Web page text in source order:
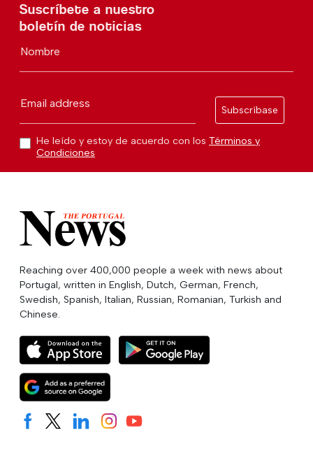
Suscríbete a nuestro
boletín de noticias
Nombre
Email address
Subscríbase
He leído y estoy de acuerdo con los Términos y
Condiciones
Reaching over 400,000 people a week with news about
Portugal, written in English, Dutch, German, French,
Swedish, Spanish, Italian, Russian, Romanian, Turkish and
Chinese.